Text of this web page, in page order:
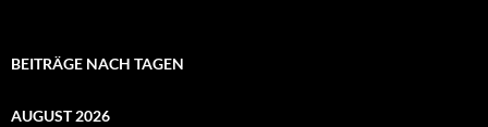
BEITRÄGE NACH TAGEN
AUGUST 2026